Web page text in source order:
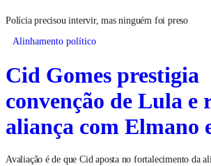
Polícia precisou intervir, mas ninguém foi preso
Alinhamento político
Cid Gomes prestigia
convenção de Lula e
aliança com Elmano
Avaliação é de que Cid aposta no fortalecimento da